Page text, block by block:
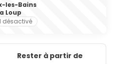
les-Bains
Loup
désactivé
Rester à partir de